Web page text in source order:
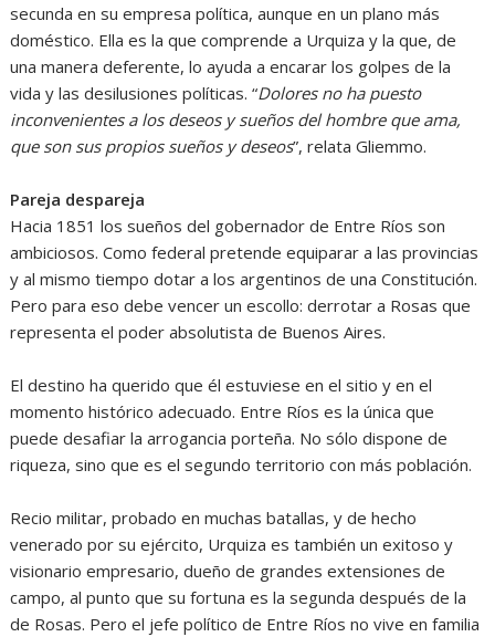
secunda en su empresa política, aunque en un plano más
doméstico. Ella es la que comprende a Urquiza y la que, de
una manera deferente, lo ayuda a encarar los golpes de la
vida y las desilusiones políticas. “Dolores no ha puesto
inconvenientes a los deseos y sueños del hombre que ama,
que son sus propios sueños y deseos”, relata Gliemmo.
Pareja despareja
Hacia 1851 los sueños del gobernador de Entre Ríos son
ambiciosos. Como federal pretende equiparar a las provincias
y al mismo tiempo dotar a los argentinos de una Constitución.
Pero para eso debe vencer un escollo: derrotar a Rosas que
representa el poder absolutista de Buenos Aires.
El destino ha querido que él estuviese en el sitio y en el
momento histórico adecuado. Entre Ríos es la única que
puede desafiar la arrogancia porteña. No sólo dispone de
riqueza, sino que es el segundo territorio con más población.
Recio militar, probado en muchas batallas, y de hecho
venerado por su ejército, Urquiza es también un exitoso y
visionario empresario, dueño de grandes extensiones de
campo, al punto que su fortuna es la segunda después de la
de Rosas. Pero el jefe político de Entre Ríos no vive en familia